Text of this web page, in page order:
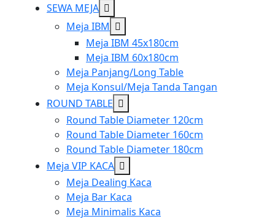
SEWA MEJA Show
sub
menu
Meja IBM Show
sub
menu
Meja IBM 45x180cm
Meja IBM 60x180cm
Meja Panjang/Long Table
Meja Konsul/Meja Tanda Tangan
ROUND TABLE Show
sub
menu
Round Table Diameter 120cm
Round Table Diameter 160cm
Round Table Diameter 180cm
Meja VIP KACA Show
sub
menu
Meja Dealing Kaca
Meja Bar Kaca
Meja Minimalis Kaca